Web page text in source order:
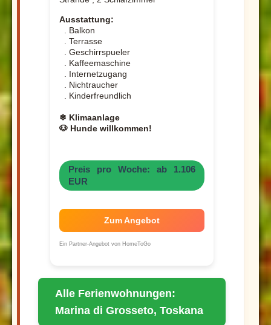
Ausstattung:
. Balkon
. Terrasse
. Geschirrspueler
. Kaffeemaschine
. Internetzugang
. Nichtraucher
. Kinderfreundlich
❄ Klimaanlage
🐶 Hunde willkommen!
Preis pro Woche: ab 1.106
EUR
Zum Angebot
Ein Partner-Angebot von HomeToGo
Alle Ferienwohnungen:
Marina di Grosseto, Toskana